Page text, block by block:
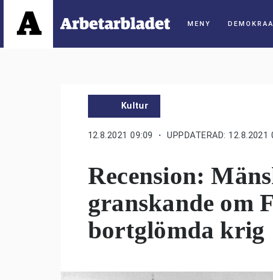
Kultur
12.8.2021 09:09 ・ UPPDATERAD: 12.8.2021
Recension:
granskande om
bortglömda krig